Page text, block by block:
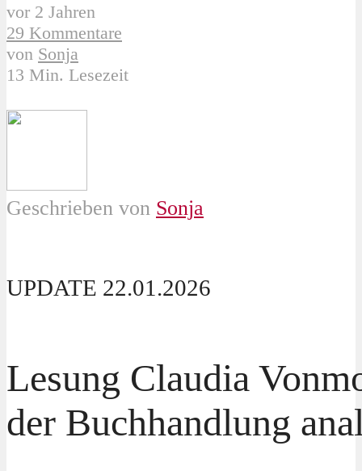
vor 2 Jahren
29 Kommentare
von Sonja
13 Min. Lesezeit
Geschrieben von Sonja
UPDATE 22.01.2026
Lesung Claudia
der Buchhandlung